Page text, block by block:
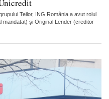
Teilor, ING România a avut rolul
mandatat) și Original Lender (creditor